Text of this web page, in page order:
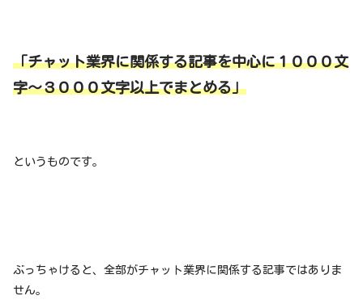
「チャット業界に関係する記事を中心に１０００文
字〜３０００文字以上でまとめる」
というものです。
ぶっちゃけると、全部がチャット業界に関係する記事ではありま
せん。